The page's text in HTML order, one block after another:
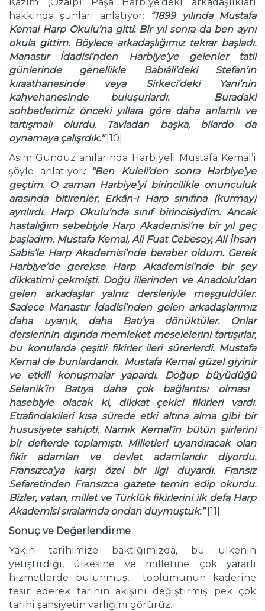
hakkında şunları anlatıyor:
‘‘1899 yılında Mustafa
Kemal Harp Okulu’na gitti. Bir yıl sonra da ben aynı
okula gittim. Böylece arkadaşlığımız tekrar başladı.
Manastır İdadisi’nden Harbiye’ye gelenler tatil
günlerinde genellikle Babıâli’deki Stefan’ın
kıraathanesinde veya Sirkeci’deki Yani’nin
kahvehanesinde buluşurlardı. Buradaki
sohbetlerimiz önceki yıllara göre daha anlamlı ve
tartışmalı olurdu. Tavladan başka, bilardo da
oynamaya çalışrdık.’’ [10]
Asım Gündüz anılarında Harbiyeli Mustafa Kemal’i
şöyle anlatıyor: ‘‘Ben Kuleli’den sonra Harbiye’ye
geçtim. O zaman Harbiye’yi birincilikle onunculuk
arasında bitirenler, Erkân-ı Harp sınıfına (kurmay)
ayrılırdı. Harp Okulu’nda sınıf birincisiydim. Ancak
hastalığım sebebiyle Harp Akademisi’ne bir yıl geç
başladım. Mustafa Kemal, Ali Fuat Cebesoy, Ali İhsan
Sabis’le Harp Akademisi’nde beraber oldum. Gerek
Harbiye’de gerekse Harp Akademisi’nde bir şey
dikkatimi çekmişti. Doğu illerinden ve Anadolu’dan
gelen arkadaşlar yalnız dersleriyle meşguldüler.
Sadece Manastır İdadisi’nden gelen arkadaşlarımız
daha uyanık, daha Batı’ya dönüktüler. Onlar
derslerinin dışında memleket meselelerini tartışırlar,
bu konularda çeşitli fikirler ileri sürerlerdi. Mustafa
Kemal de bunlardandı. Mustafa Kemal güzel giyinir
ve etkili konuşmalar yapardı. Doğup büyüdüğü
Selanik’in Batıya daha çok bağlantısı olması
hasebiyle olacak ki, dikkat çekici fikirleri vardı.
Etrafındakileri kısa sürede etki altına alma gibi bir
hususiyete sahipti. Namık Kemal’in bütün şiirlerini
bir defterde toplamıştı. Milletleri uyandıracak olan
fikir adamları ve devlet adamlarıdır diyordu.
Fransızca’ya karşı özel bir ilgi duyardı. Fransız
Sefaretinden Fransızca gazete temin edip okurdu.
Bizler, vatan, millet ve Türklük fikirlerini ilk defa Harp
Akademisi sıralarında ondan duymuştuk.’’ [11]
Sonuç ve Değerlendirme
Yakın tarihimize baktığımızda, bu ülkenin
yetiştirdiği, ülkesine ve milletine çok yararlı
hizmetlerde bulunmuş, toplumunun kaderine
tesir ederek tarihin akışını değiştirmiş pek çok
tarihi şahsiyetin varlığını görürüz.